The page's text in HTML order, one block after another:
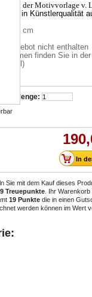
nach der Motivvorlage v.
in Künstlerqualität
x 70 cm
Angebot nicht enthalten
Rahmen finden Sie in
Menge:
Sie mit dem Kauf dieses
Treuepunkte . Ihr Warenkorb
19 Punkte die in einen
werden können im Wert